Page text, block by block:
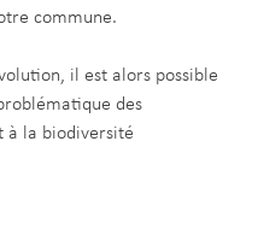
commune.
il est alors possible
des
à la biodiversité